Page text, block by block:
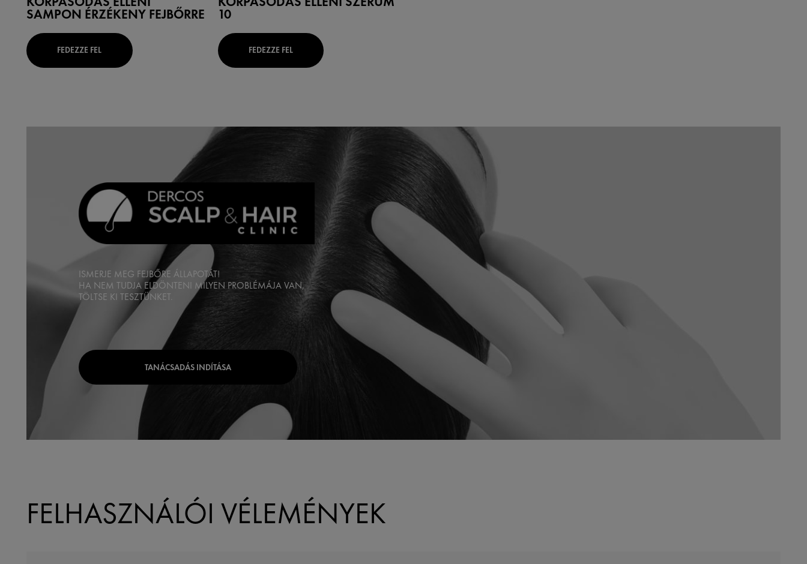
SAMPON ÉRZÉKENY FEJBŐRRE
FEDEZZE FEL
10
FEDEZZE FEL
ISMERJE MEG FEJBŐRE ÁLLAPOTÁT!
HA NEM TUDJA ELDÖNTENI MILYEN PROBLÉMÁJA VAN,
TÖLTSE KI TESZTÜNKET.
TANÁCSADÁS INDÍTÁSA
FELHASZNÁLÓI VÉLEMÉNYEK